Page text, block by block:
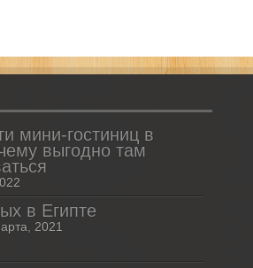
мини-гостиниц в
выгодно там
в Египте
2021